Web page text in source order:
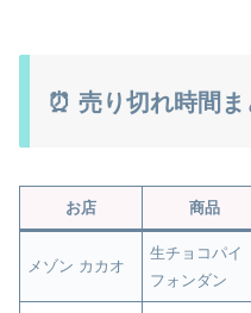
⏰ 売り切れ時間ま
お店 商品
メゾン カカオ
生チョコパイ
フォンダン